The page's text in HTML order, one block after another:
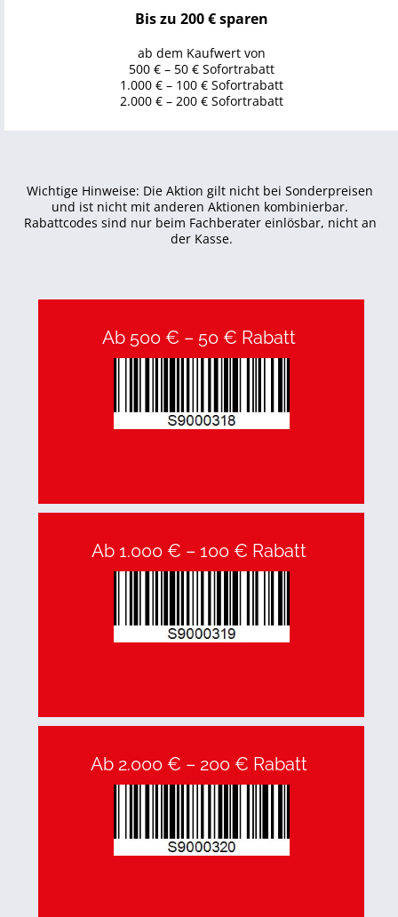
Bis zu 200 € sparen
ab dem Kaufwert von
500 € – 50 € Sofortrabatt
1.000 € – 100 € Sofortrabatt
2.000 € – 200 € Sofortrabatt
Wichtige Hinweise: Die Aktion gilt nicht bei Sonderpreisen
und ist nicht mit anderen Aktionen kombinierbar.
Rabattcodes sind nur beim Fachberater einlösbar, nicht an
der Kasse.
Ab 1.000 € – 100 € Rabatt
Ab 500 € – 50 € Rabatt
Ab 2.000 € – 200 € Rabatt